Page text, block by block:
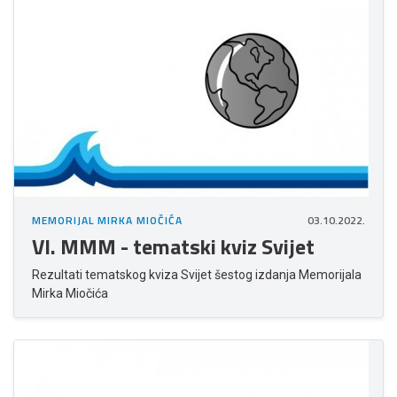
MEMORIJAL MIRKA MIOČIĆA 03.10.2022.
VI. MMM - tematski kviz Svijet
Rezultati tematskog kviza Svijet šestog izdanja Memorijala
Mirka Miočića